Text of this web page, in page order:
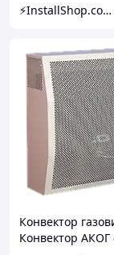
⚡InstallShop.com.ua⚡
Конвектор
Конвектор АКОГ